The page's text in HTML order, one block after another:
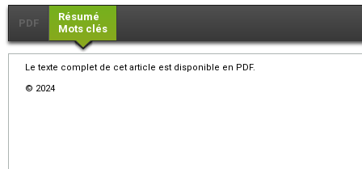
PDF
Résumé
Mots clés
Le texte complet de cet article est disponible en PDF.
© 2024